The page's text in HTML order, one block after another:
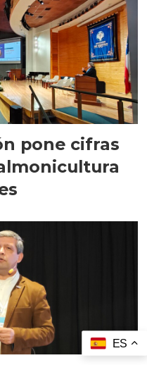
pone cifras
ES